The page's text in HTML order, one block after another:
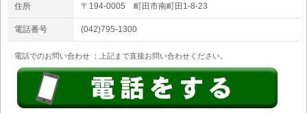
住所 〒194-0005 町田市南町田1-8-23
電話番号 (042)795-1300
電話でのお問い合わせ ：上記まで直接お問い合わせください。